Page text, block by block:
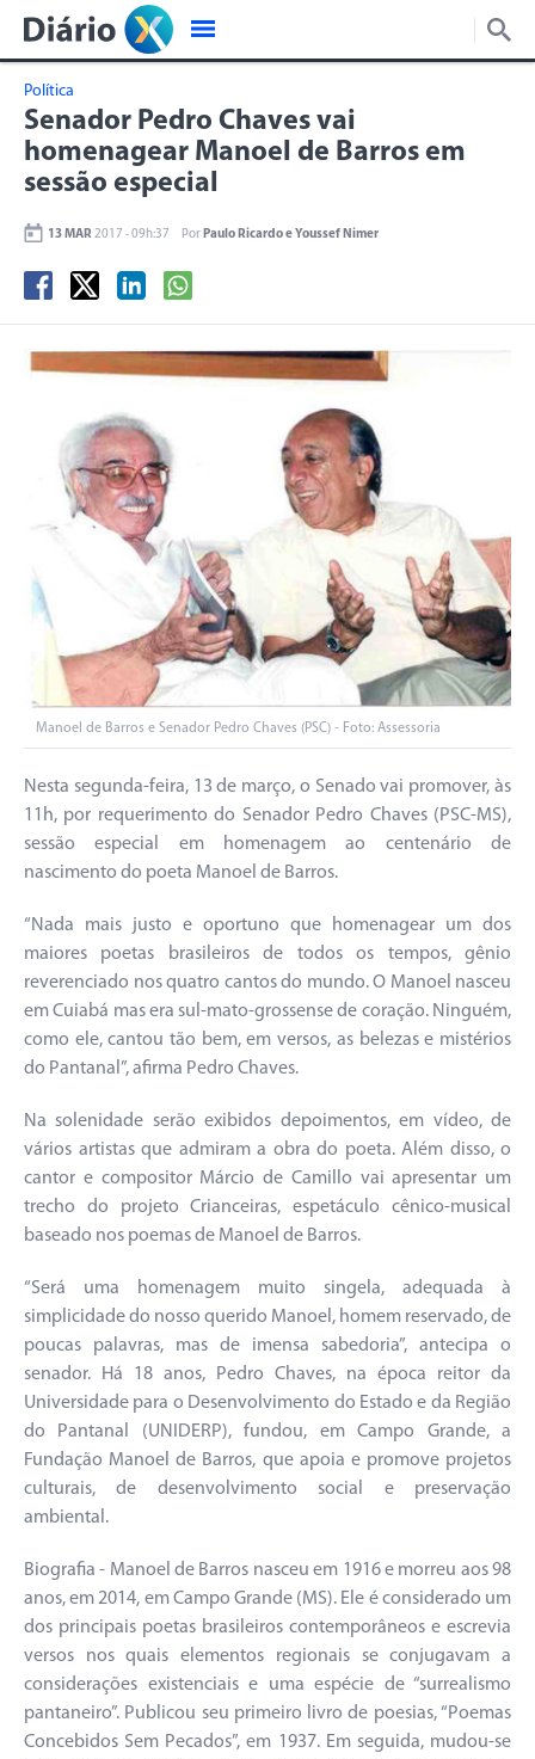
Política
Senador Pedro Chaves vai
homenagear Manoel de Barros em
sessão especial
13 MAR 2017 - 09h:37 Por Paulo Ricardo e Youssef Nimer
Manoel de Barros e Senador Pedro Chaves (PSC) - Foto: Assessoria
Nesta segunda-feira, 13 de março, o Senado vai promover, às
11h, por requerimento do Senador Pedro Chaves (PSC-MS),
sessão especial em homenagem ao centenário de
nascimento do poeta Manoel de Barros.
“Nada mais justo e oportuno que homenagear um dos
maiores poetas brasileiros de todos os tempos, gênio
reverenciado nos quatro cantos do mundo. O Manoel nasceu
em Cuiabá mas era sul-mato-grossense de coração. Ninguém,
como ele, cantou tão bem, em versos, as belezas e mistérios
do Pantanal”, afirma Pedro Chaves.
Na solenidade serão exibidos depoimentos, em vídeo, de
vários artistas que admiram a obra do poeta. Além disso, o
cantor e compositor Márcio de Camillo vai apresentar um
trecho do projeto Crianceiras, espetáculo cênico-musical
baseado nos poemas de Manoel de Barros.
“Será uma homenagem muito singela, adequada à
simplicidade do nosso querido Manoel, homem reservado, de
poucas palavras, mas de imensa sabedoria”, antecipa o
senador. Há 18 anos, Pedro Chaves, na época reitor da
Universidade para o Desenvolvimento do Estado e da Região
do Pantanal (UNIDERP), fundou, em Campo Grande, a
Fundação Manoel de Barros, que apoia e promove projetos
culturais, de desenvolvimento social e preservação
ambiental.
Biografia - Manoel de Barros nasceu em 1916 e morreu aos 98
anos, em 2014, em Campo Grande (MS). Ele é considerado um
dos principais poetas brasileiros contemporâneos e escrevia
versos nos quais elementos regionais se conjugavam a
considerações existenciais e uma espécie de “surrealismo
pantaneiro”. Publicou seu primeiro livro de poesias, “Poemas
Concebidos Sem Pecados”, em 1937. Em seguida, mudou-se